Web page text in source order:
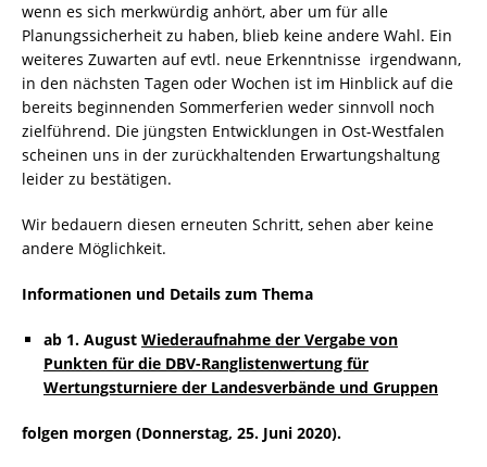
wenn es sich merkwürdig anhört, aber um für alle
Planungssicherheit zu haben, blieb keine andere Wahl. Ein
weiteres Zuwarten auf evtl. neue Erkenntnisse irgendwann,
in den nächsten Tagen oder Wochen ist im Hinblick auf die
bereits beginnenden Sommerferien weder sinnvoll noch
zielführend. Die jüngsten Entwicklungen in Ost-Westfalen
scheinen uns in der zurückhaltenden Erwartungshaltung
leider zu bestätigen.
Wir bedauern diesen erneuten Schritt, sehen aber keine
andere Möglichkeit.
Informationen und Details zum Thema
ab 1. August Wiederaufnahme der Vergabe von
Punkten für die DBV-Ranglistenwertung für
Wertungsturniere der Landesverbände und Gruppen
folgen morgen (Donnerstag, 25. Juni 2020).